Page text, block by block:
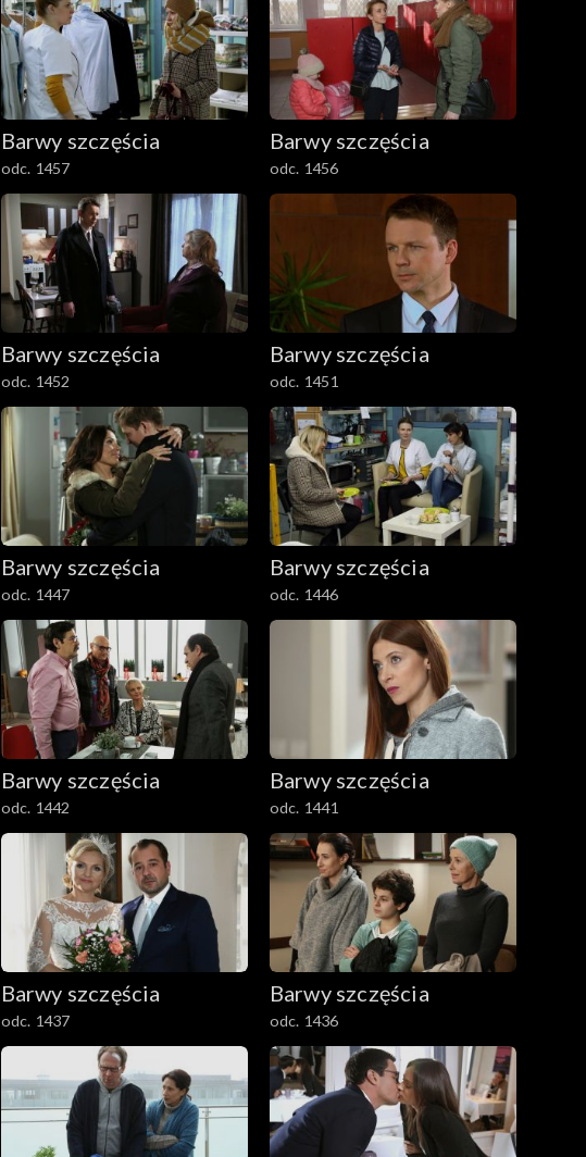
Barwy szczęścia
odc. 1457
Barwy szczęścia
odc. 1456
Barwy szczęścia
odc. 1452
Barwy szczęścia
odc. 1451
Barwy szczęścia
odc. 1447
Barwy szczęścia
odc. 1446
Barwy szczęścia
odc. 1442
Barwy szczęścia
odc. 1441
Barwy szczęścia
odc. 1437
Barwy szczęścia
odc. 1436